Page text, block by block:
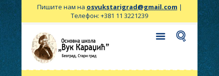
Пишите нам на osvukstarigrad@gmail.com |
Телефон: +381 11 3221239